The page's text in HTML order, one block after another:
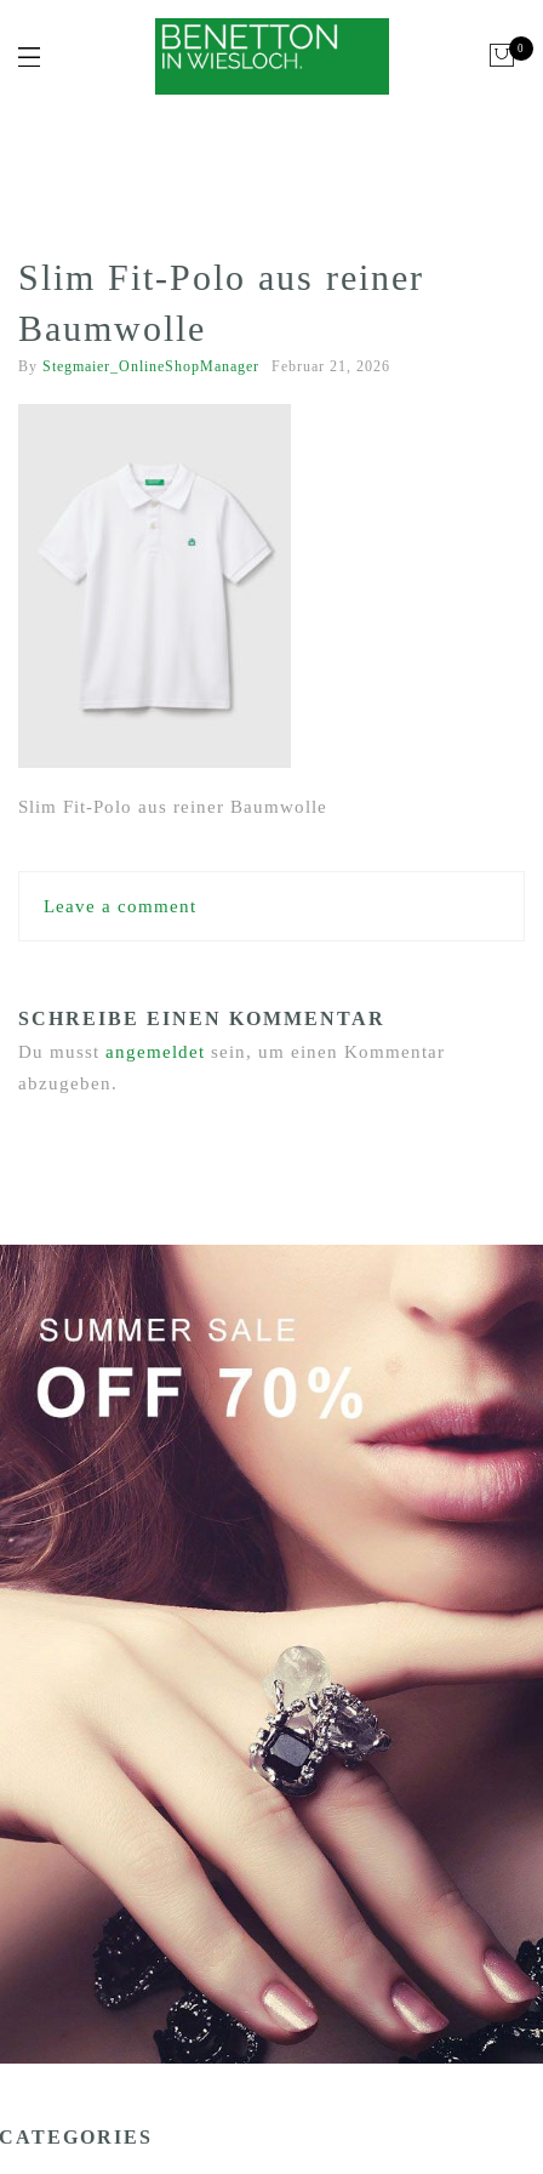
0
Slim Fit-Polo aus reiner
Baumwolle
By Stegmaier_OnlineShopManager Februar 21, 2026
Slim Fit-Polo aus reiner Baumwolle
Leave a comment
SCHREIBE EINEN KOMMENTAR
Du musst angemeldet sein, um einen Kommentar
abzugeben.
CATEGORIES